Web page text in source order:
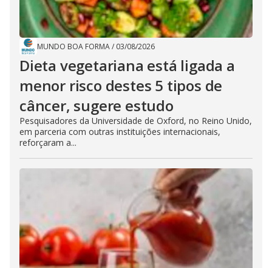
MUNDO BOA FORMA/ 03/08/2026
Dieta vegetariana está ligada a
menor risco destes 5 tipos de
câncer, sugere estudo
Pesquisadores da Universidade de Oxford, no Reino Unido,
em parceria com outras instituições internacionais,
reforçaram a...